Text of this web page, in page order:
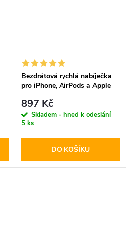
Bezdrátová rychlá nabíječka
pro iPhone, AirPods a Apple
MagSafe Wireless Charger
White
897 Kč
Skladem - hned k odeslání
5 ks
DO KOŠÍKU